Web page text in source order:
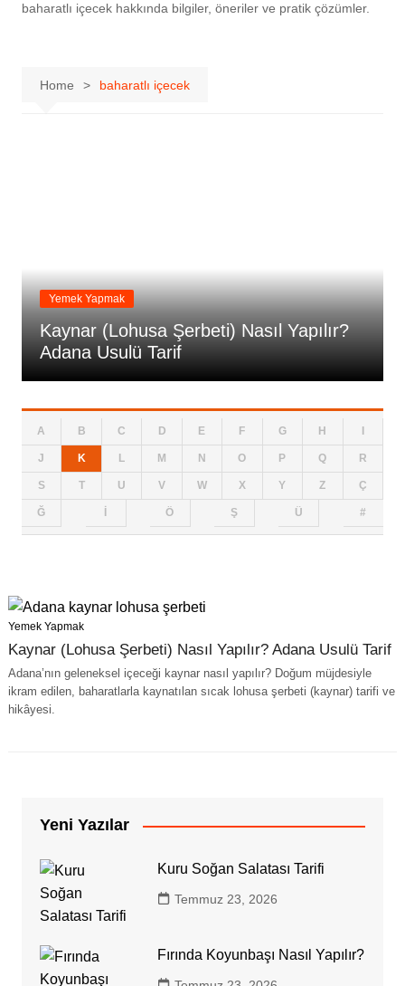
baharatlı içecek hakkında bilgiler, öneriler ve pratik çözümler.
Home baharatlı içecek
Yemek Yapmak
Kaynar (Lohusa Şerbeti) Nasıl Yapılır?
Adana Usulü Tarif
A B C D E F G H
J K L M N O P Q R
S T U V W X Y Z Ç
Ğ Ö Ş Ü #
Yemek Yapmak
Kaynar (Lohusa Şerbeti) Nasıl Yapılır? Adana Usulü Tarif
Adana’nın geleneksel içeceği kaynar nasıl yapılır? Doğum müjdesiyle
ikram edilen, baharatlarla kaynatılan sıcak lohusa şerbeti (kaynar) tarifi ve
hikâyesi.
Yeni Yazılar
Kuru Soğan Salatası Tarifi
Temmuz 23, 2026
Fırında Koyunbaşı Nasıl Yapılır?